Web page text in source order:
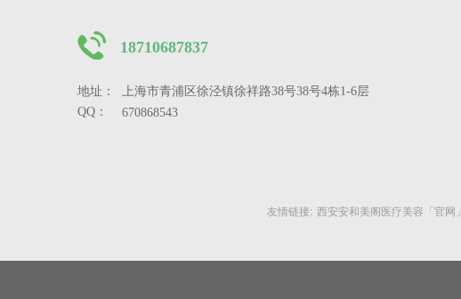
18710687837
QQ： 670868543
地址： 上海市青浦区徐泾镇徐祥路38号38号4栋1-6层
友情链接: 西安安和美阁医疗美容「官网」